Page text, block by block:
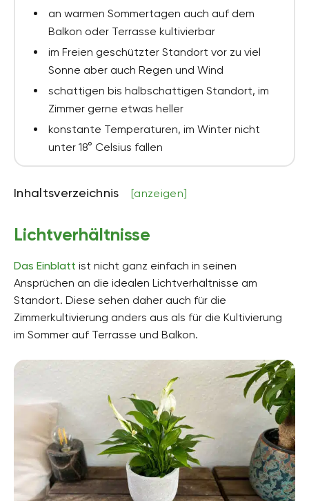
an warmen Sommertagen auch auf dem
Balkon oder Terrasse kultivierbar
im Freien geschützter Standort vor zu viel
Sonne aber auch Regen und Wind
schattigen bis halbschattigen Standort, im
Zimmer gerne etwas heller
konstante Temperaturen, im Winter nicht
unter 18° Celsius fallen
Inhaltsverzeichnis [anzeigen]
Lichtverhältnisse
Das Einblatt ist nicht ganz einfach in seinen
Ansprüchen an die idealen Lichtverhältnisse am
Standort. Diese sehen daher auch für die
Zimmerkultivierung anders aus als für die Kultivierung
im Sommer auf Terrasse und Balkon.